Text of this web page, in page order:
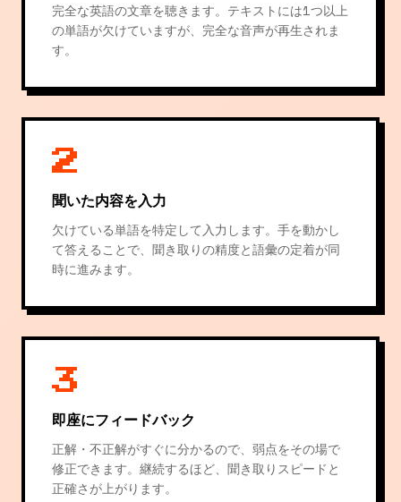
完全な英語の文章を聴きます。テキストには1つ以上
の単語が欠けていますが、完全な音声が再生されま
す。
2
聞いた内容を入力
欠けている単語を特定して入力します。手を動かし
て答えることで、聞き取りの精度と語彙の定着が同
時に進みます。
3
即座にフィードバック
正解・不正解がすぐに分かるので、弱点をその場で
修正できます。継続するほど、聞き取りスピードと
正確さが上がります。